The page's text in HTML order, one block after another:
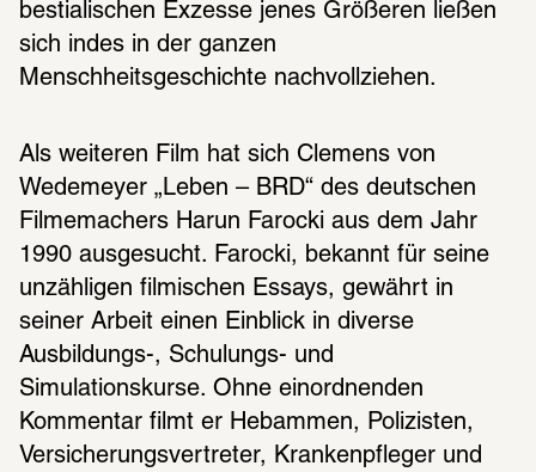
bestialischen Exzesse jenes Größeren ließen
sich indes in der ganzen
Menschheitsgeschichte nachvollziehen.
Als weiteren Film hat sich Clemens von
Wedemeyer „Leben – BRD“ des deutschen
Filmemachers Harun Farocki aus dem Jahr
1990 ausgesucht. Farocki, bekannt für seine
unzähligen filmischen Essays, gewährt in
seiner Arbeit einen Einblick in diverse
Ausbildungs-, Schulungs- und
Simulationskurse. Ohne einordnenden
Kommentar filmt er Hebammen, Polizisten,
Versicherungsvertreter, Krankenpfleger und